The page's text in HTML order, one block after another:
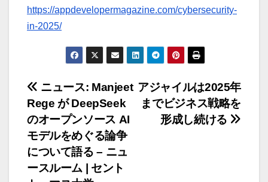
https://appdevelopermagazine.com/cybersecurity-
in-2025/
投
稿
ナ
ビ
アジャイルは2025年
までビジネス戦略を
形成し続ける
ニュース: Manjeet
Rege が DeepSeek
のオープンソース AI
モデルをめぐる論争
について語る – ニュ
ースルーム | セント